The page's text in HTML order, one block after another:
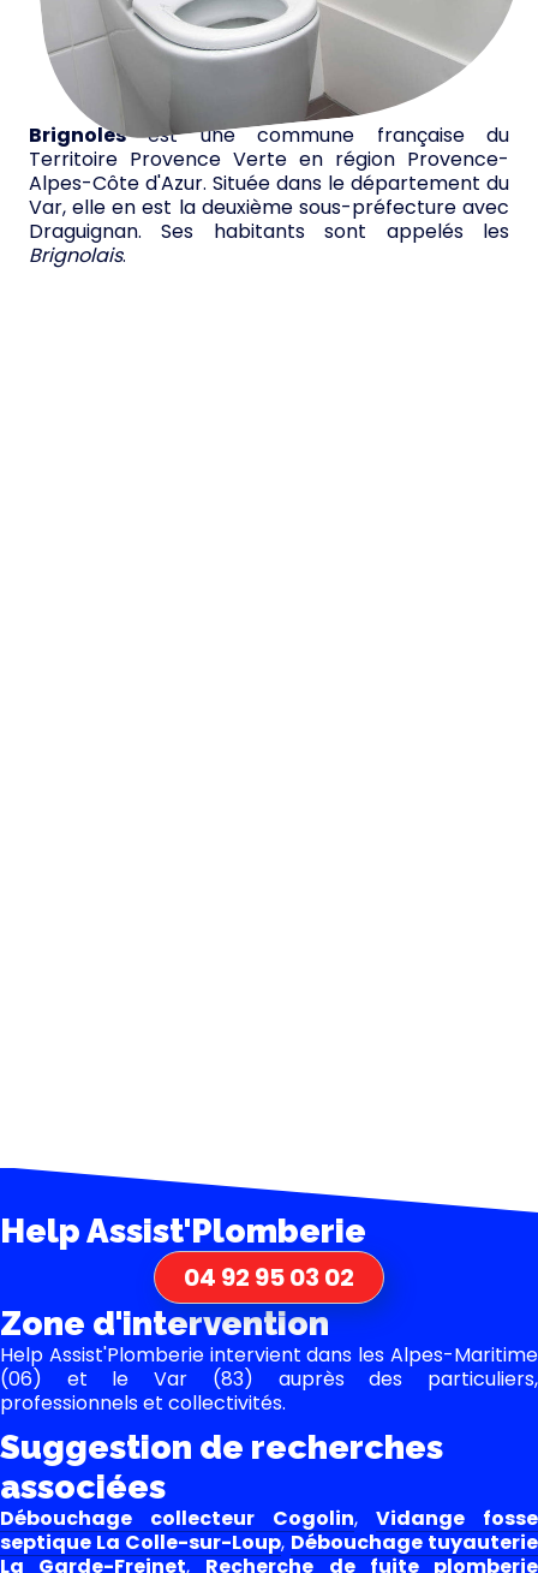
Brignolesest une commune française du
Territoire Provence Verte en région Provence-
Alpes-Côte d'Azur. Située dans le département du
Var, elle en est la deuxième sous-préfecture avec
Draguignan. Ses habitants sont appelés les
Brignolais.
Help Assist'Plomberie
04 92 95 03 02
Zone d'intervention
Help Assist'Plomberie intervient dans les Alpes-Maritime
(06) et le Var (83) auprès des particuliers,
professionnels et collectivités.
Suggestion de recherches
associées
Débouchage collecteur Cogolin,Vidange fosse
septique La Colle-sur-Loup, Débouchage tuyauterie
La Garde-Freinet, Recherche de fuite plomberie